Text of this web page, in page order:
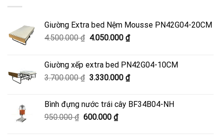
Giường Extra bed Nệm Mousse PN42G04-20CM
4.500.000₫ Giá
4.500.000 ₫.
4.050.000 ₫Giá
là:
4.050.000 ₫.
Giường xếp extra bed PN42G04-10CM
3.700.000₫ Giá
3.700.000 ₫.
3.330.000 ₫Giá
là:
Bình đựng nước trái cây BF34B04-NH
950.000₫ Giá
600.000 ₫Giá